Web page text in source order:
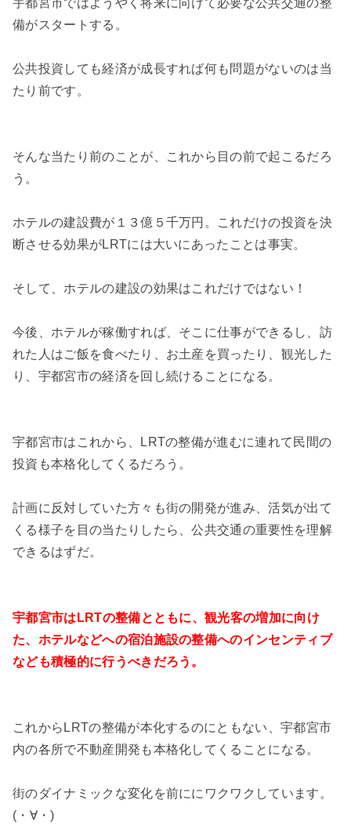
備がスタートする。
公共投資しても経済が成長すれば何も問題がないのは当
たり前です。
そんな当たり前のことが、これから目の前で起こるだろ
う。
ホテルの建設費が１３億５千万円。これだけの投資を決
断させる効果がLRTには大いにあったことは事実。
そして、ホテルの建設の効果はこれだけではない！
今後、ホテルが稼働すれば、そこに仕事ができるし、訪
れた人はご飯を食べたり、お土産を買ったり、観光した
り、宇都宮市の経済を回し続けることになる。
宇都宮市はこれから、LRTの整備が進むに連れて民間の
投資も本格化してくるだろう。
計画に反対していた方々も街の開発が進み、活気が出て
くる様子を目の当たりしたら、公共交通の重要性を理解
できるはずだ。
宇都宮市はLRTの整備とともに、観光客の増加に向け
た、ホテルなどへの宿泊施設の整備へのインセンティブ
なども積極的に行うべきだろう。
これからLRTの整備が本化するのにともない、宇都宮市
内の各所で不動産開発も本格化してくることになる。
街のダイナミックな変化を前ににワクワクしています。
(・∀・)